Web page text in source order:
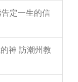
定一生的信
神 訪潮州教